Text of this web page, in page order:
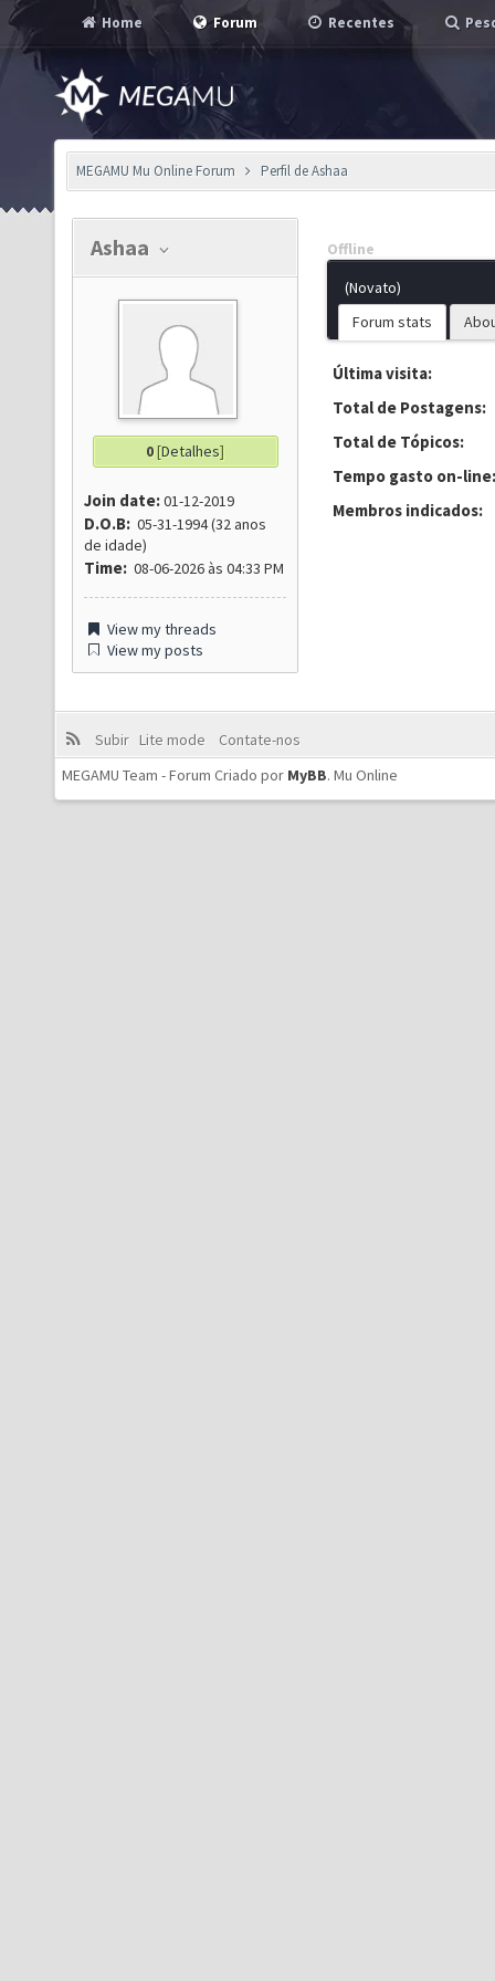
Home Forum Recentes
MEGAMU Mu Online Forum Perfil de Ashaa
Ashaa
0[Detalhes]
Join date:01-12-2019
D.O.B: 05-31-1994 (32 anos
de idade)
Time: 08-06-2026 às 04:33 PM
View my threads
View my posts
Offline
(Novato)
Forum stats
Última visita:
Total de Postagens:
Total de Tópicos:
Tempo gasto on-line:
Membros indicados:
Subir Lite mode
Contate-nos
MEGAMU Team - Forum Criado por MyBB. Mu Online